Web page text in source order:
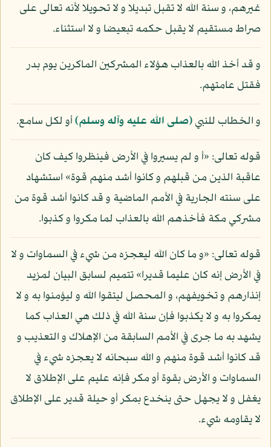
غيرهم، و سنة الله لا تقبل تبديلا و لا تحويلا لأنه تعالى على
صراط مستقيم لا يقبل حكمه تبعيضا و لا استثناء.
و قد أخذ الله بالعذاب هؤلاء المشركين الماكرين يوم بدر
فقتل عامتهم.
و الخطاب للنبي(صلى الله عليه وآله وسلم)أو لكل سامع.
قوله تعالى: «أ و لم يسيروا في الأرض فينظروا كيف كان
عاقبة الذين من قبلهم و كانوا أشد منهم قوة» استشهاد
على سنته الجارية في الأمم الماضية و قد كانوا أشد قوة من
مشركي مكة فأخذهم الله بالعذاب لما مكروا و كذبوا.
قوله تعالى: «و ما كان الله ليعجزه من شيء في السماوات و لا
في الأرض إنه كان عليما قديرا» تتميم لسابق البيان لمزيد
إنذارهم و تخويفهم، و المحصل ليتقوا الله و ليؤمنوا به و لا
يمكروا به و لا يكذبوا فإن سنة الله في ذلك هي العذاب كما
يشهد به ما جرى في الأمم السابقة من الإهلاك و التعذيب و
قد كانوا أشد قوة منهم و الله سبحانه لا يعجزه شيء في
السماوات و الأرض بقوة أو مكر فإنه عليم على الإطلاق لا
يغفل و لا يجهل حتى ينخدع بمكر أو حيلة قدير على الإطلاق
لا يقاومه شيء.